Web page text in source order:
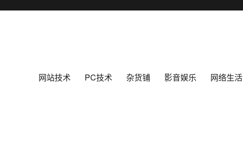
网站技术 PC技术 杂货铺 影音娱乐 网络生活